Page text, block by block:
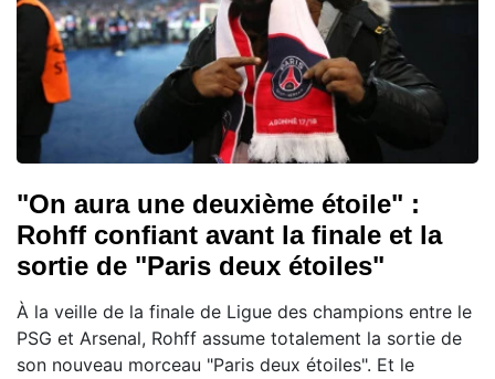
"On aura une deuxième étoile" :
Rohff confiant avant la finale et la
sortie de "Paris deux étoiles"
À la veille de la finale de Ligue des champions entre le
PSG et Arsenal, Rohff assume totalement la sortie de
son nouveau morceau "Paris deux étoiles". Et le